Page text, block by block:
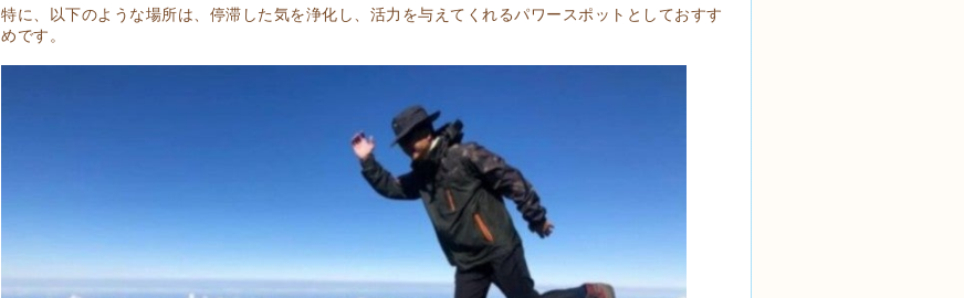
特に、以下のような場所は、停滞した気を浄化し、活力を与えてくれるパワースポットとしておすす
めです。